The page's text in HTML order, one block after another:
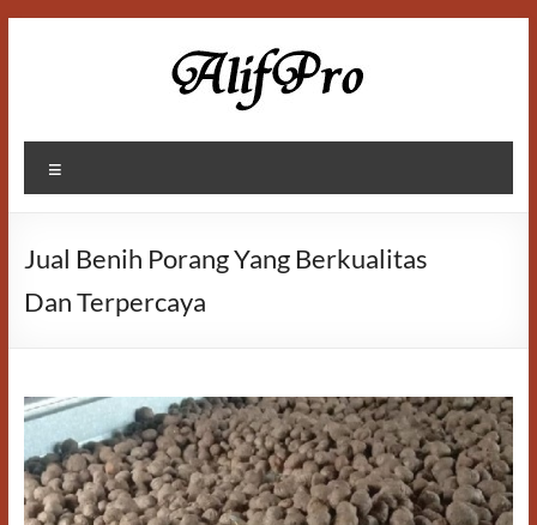
Alif
Properti
Jual Benih Porang Yang Berkualitas
Dan Terpercaya